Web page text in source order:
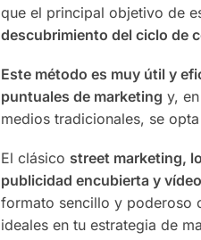
que el principal objetivo de
descubrimiento del ciclo de
Este método es muy útil y
puntuales de marketing y,
medios tradicionales, se
El clásico street marketing,
publicidad encubierta y
formato sencillo y poderoso
ideales en tu estrategia de